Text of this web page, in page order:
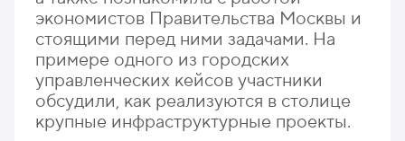
экономистов Правительства Москвы и
стоящими перед ними задачами. На
примере одного из городских
управленческих кейсов участники
обсудили, как реализуются в столице
крупные инфраструктурные проекты.